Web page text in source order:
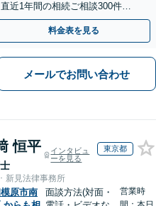
近1年間の相続ご相談300件以
士複数所属
料金表を見る
メールでお問い合わせ
恒平
インタビュ
ーを見る
東京都
新見法律事務所
原市南
面談方法(対面・
営業時